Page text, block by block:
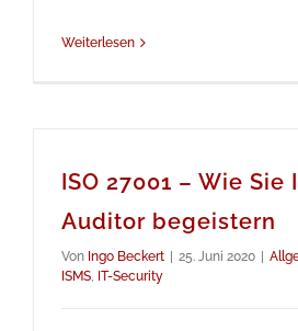
Weiterlesen
ISO 27001 – Wie Sie
Auditor begeistern
Von Ingo Beckert 25. Juni 2020
ISMS, IT-Security